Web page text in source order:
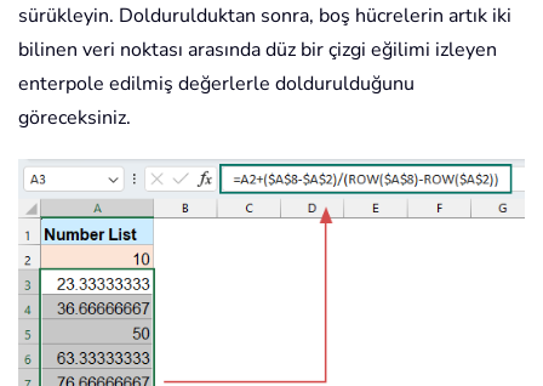
sürükleyin. Doldurulduktan sonra, boş hücrelerin artık iki
bilinen veri noktası arasında düz bir çizgi eğilimi izleyen
enterpole edilmiş değerlerle doldurulduğunu
göreceksiniz.